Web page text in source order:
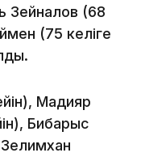
Зейналов (68
(75 келіге
Мадияр
Бибарыс
Зелимхан